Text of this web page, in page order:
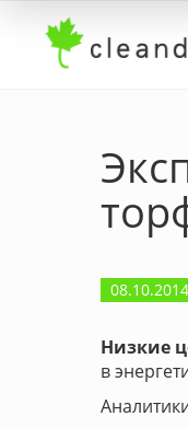
08.10.2014
Низкие
в